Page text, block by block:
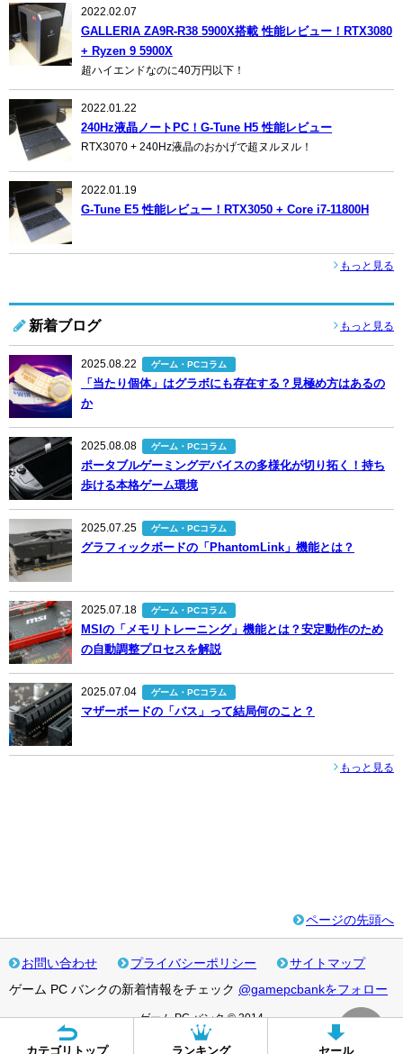
2022.02.07
GALLERIA ZA9R-R38 5900X搭載 性能レビュー！RTX3080
+ Ryzen 9 5900X
超ハイエンドなのに40万円以下！
2022.01.22
240Hz液晶ノートPC！G-Tune H5 性能レビュー
RTX3070 + 240Hz液晶のおかげで超ヌルヌル！
2022.01.19
G-Tune E5 性能レビュー！RTX3050 + Core i7-11800H
もっと見る
新着ブログ もっと見る
2025.08.22 ゲーム・PCコラム
「当たり個体」はグラボにも存在する？見極め方はあるの
か
2025.08.08 ゲーム・PCコラム
ポータブルゲーミングデバイスの多様化が切り拓く！持ち
歩ける本格ゲーム環境
2025.07.25 ゲーム・PCコラム
グラフィックボードの「PhantomLink」機能とは？
2025.07.18 ゲーム・PCコラム
MSIの「メモリトレーニング」機能とは？安定動作のため
の自動調整プロセスを解説
2025.07.04 ゲーム・PCコラム
マザーボードの「バス」って結局何のこと？
もっと見る
ページの先頭へ
お問い合わせ プライバシーポリシー
サイトマップ
ゲーム PC バンクの新着情報をチェック @gamepcbankをフォロー
ゲーム PC バンク © 2014
カテゴリトップ ランキング セール